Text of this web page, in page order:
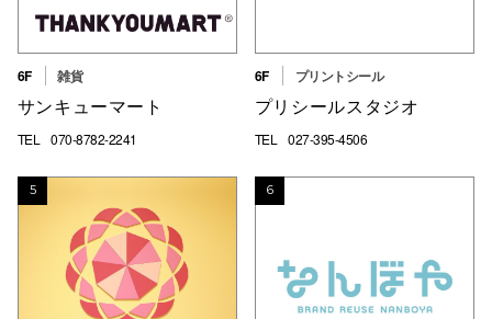
6F 雑貨
サンキューマート
TEL 070-8782-2241
6F プリントシール
プリシールスタジオ
TEL 027-395-4506
5 6
仙台フォ